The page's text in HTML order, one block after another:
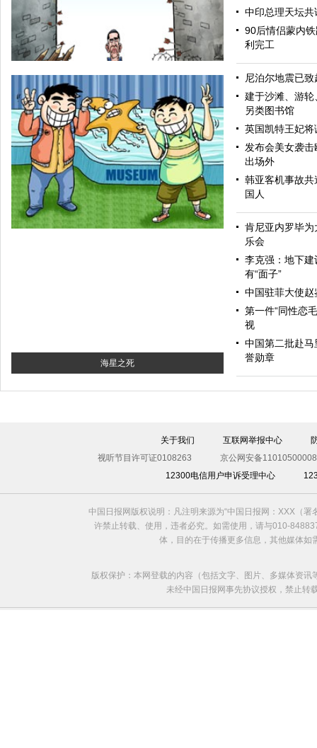
和为贵
海星之死
中印总理天坛共
90后情侣蒙内
利完工
尼泊尔地震已
建于沙滩、游
另类图书馆
英国凯特王妃
发布会美女袭
出场外
韩亚客机事故
国人
肯尼亚内罗毕
乐会
李克强：地下建
有“面子”
中国驻菲大使
第一件“同性恋
视
中国第二批赴
誉勋章
关于我们 互联网举报中心
视听节目许可证0108263
京公网安备
12300电信用户申诉受理中心
中国日报网版权说明：凡注明来源为“中国日报网：XXX（
许禁止转载、使用，违者必究。如需使用，请与010-
体，目的在于传播更多信息，其他媒体
版权保护：本网登载的内容（包括文字、图片、多媒体资
未经中国日报网事先协议授权，禁止转